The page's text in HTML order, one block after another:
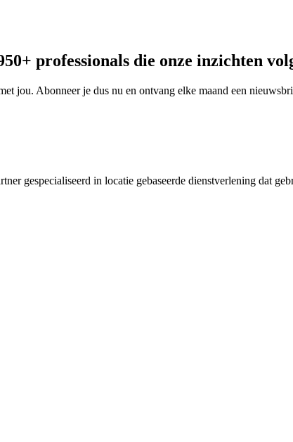
professionals die onze inzichten
jou. Abonneer je dus nu en ontvang elke maand een
gespecialiseerd in locatie gebaseerde dienstverlening dat